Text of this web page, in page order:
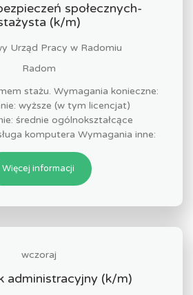
społecznych-
(k/m)
Urząd Pracy w Radomiu
Radom
stażu. Wymagania konieczne:
wyższe (w tym licencjat)
średnie ogólnokształcące
komputera Wymagania inne:
Więcej informacji
wczoraj
administracyjny (k/m)